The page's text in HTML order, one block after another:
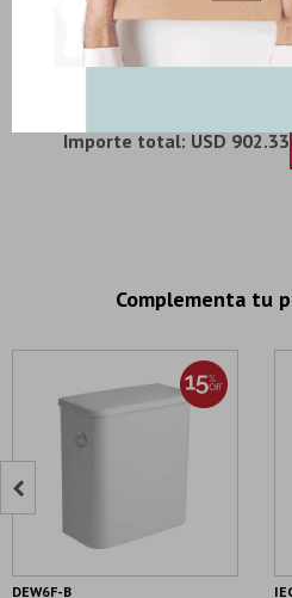
Art: IECJ-B
-
Importe total:USD 902.33
Complementa tu
DEW6F-B
